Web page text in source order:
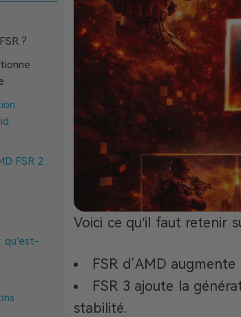
?
FSR 2
qu’est-
Voici ce qu’il faut retenir
FSR d’AMD
FSR 3 ajoute la
stabilité.